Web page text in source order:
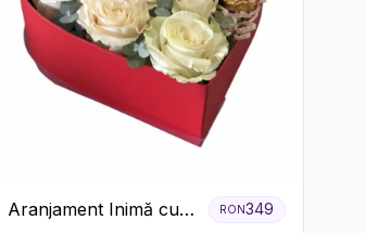
Aranjament Inimă cu
RON349